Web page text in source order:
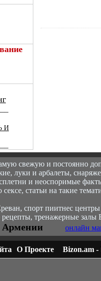
И
свежую и постоянно
луки и арбалеты,
и неоспоримые
сексе, статьи на такие
спорт пиитнес
тренажерные залы
Армении онлайн
О Проекте